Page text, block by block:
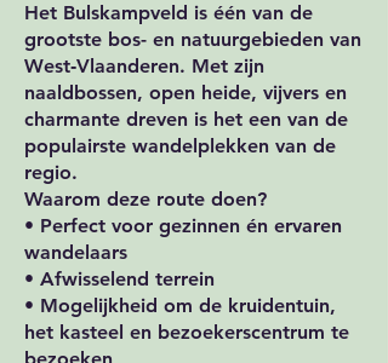
Het Bulskampveld is één van de
grootste bos- en natuurgebieden van
West‑Vlaanderen. Met zijn
naaldbossen, open heide, vijvers en
charmante dreven is het een van de
populairste wandelplekken van de
regio.
Waarom deze route doen?
• Perfect voor gezinnen én ervaren
wandelaars
• Afwisselend terrein
• Mogelijkheid om de kruidentuin,
het kasteel en bezoekerscentrum te